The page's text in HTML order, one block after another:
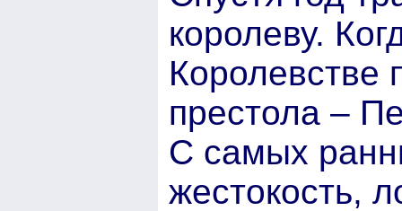
королеву.
Королевстве
престола –
С самых
жестокость,